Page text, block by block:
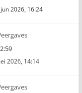
2026, 16:24
2026, 14:14